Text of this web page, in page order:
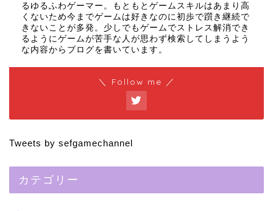
るゆるふわゲーマー。もともとゲームスキルはあまり高
くないため今までゲームは好きなのに初歩で躓き継続で
きないことが多発。少しでもゲームでストレス解消でき
るようにゲームが苦手な人が思わず検索してしまうよう
な内容からブログを書いています。
＼ Follow me ／
Tweets by sefgamechannel
カテゴリー